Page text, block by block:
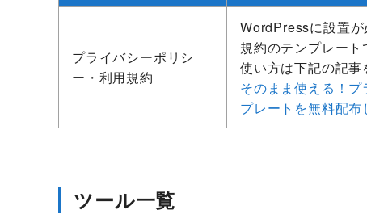
プライバシーポリシ
ー・利用規約
WordPressに設置
規約のテンプレート
使い方は下記の記事
そのまま使える！
プレートを無料配布
ツール一覧